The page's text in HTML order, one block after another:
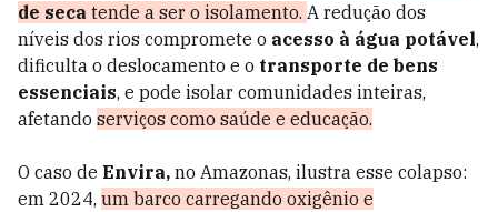
de seca tende a ser o isolamento. A redução dos
níveis dos rios compromete o acesso à água potável,
dificulta o deslocamento e o transporte de bens
essenciais, e pode isolar comunidades inteiras,
afetando serviços como saúde e educação.
O caso de Envira, no Amazonas, ilustra esse colapso:
em 2024, um barco carregando oxigênio e